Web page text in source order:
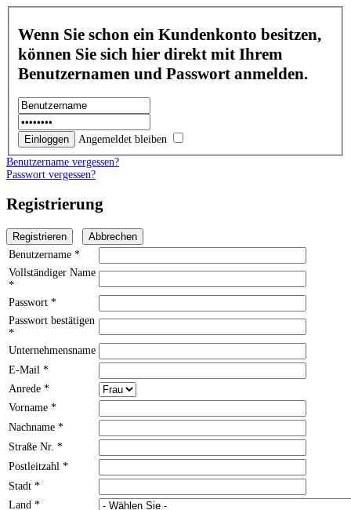
Wenn Sie schon ein Kundenkonto besitzen,
können Sie sich hier direkt mit Ihrem
Benutzernamen und Passwort anmelden.
Angemeldet bleiben
Benutzername vergessen?
Passwort vergessen?
Registrierung
Registrieren
Abbrechen
Benutzername *
Vollständiger Name
*
Passwort *
Passwort bestätigen
*
Unternehmensname
E-Mail *
Anrede *
Vorname *
Nachname *
Straße Nr. *
Postleitzahl *
Stadt *
Land *